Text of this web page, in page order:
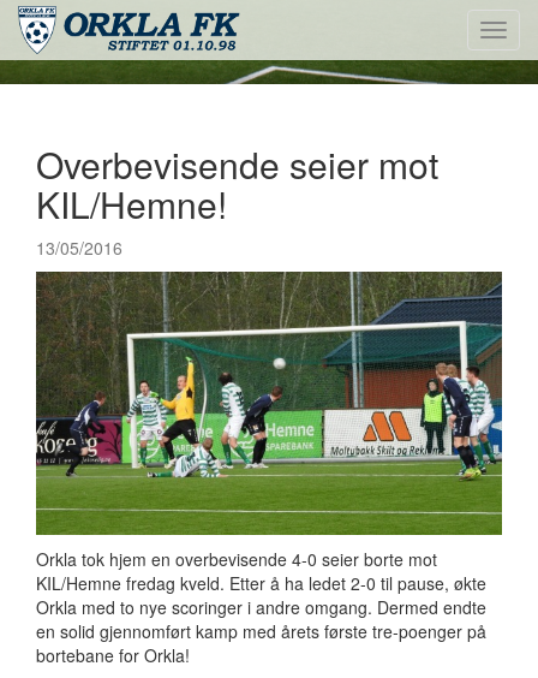
Overbevisende seier mot
KIL/Hemne!
13/05/2016
Orkla tok hjem en overbevisende 4-0 seier borte mot
KIL/Hemne fredag kveld. Etter å ha ledet 2-0 til pause, økte
Orkla med to nye scoringer i andre omgang. Dermed endte
en solid gjennomført kamp med årets første tre-poenger på
bortebane for Orkla!